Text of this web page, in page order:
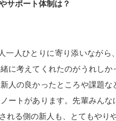
サポート体制は？
一人ひとりに寄り添いながら
に考えてくれたのがうれし
人の良かったところや課題な
ートがあります。先輩みん
れる側の新人も、とてもやり